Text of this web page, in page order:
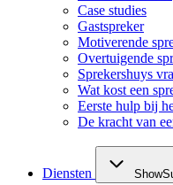
Case studies
Gastspreker
Motiverende
Overtuigende
Sprekershuys
Wat kost een
Eerste hulp bij
De kracht van
Diensten